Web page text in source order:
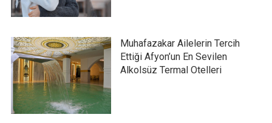
Muhafazakar Ailelerin Tercih
Ettiği Afyon’un En Sevilen
Alkolsüz Termal Otelleri